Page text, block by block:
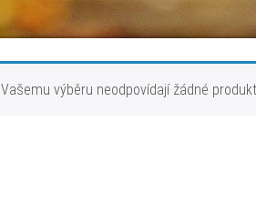
Vašemu výběru neodpovídají žádné